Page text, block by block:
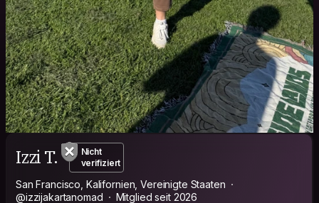
Izzi T.
Nicht
verifiziert
San Francisco, Kalifornien, Vereinigte Staaten
@izzijakartanomad
Mitglied seit 2026